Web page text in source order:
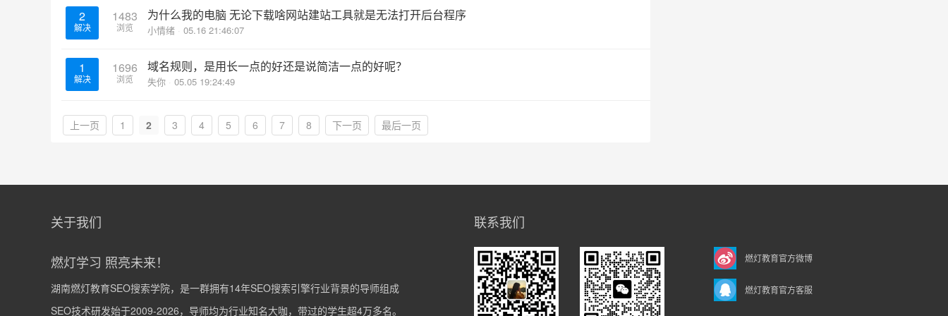
2
解决
1483
浏览
为什么我的电脑 无论下载啥网站建站工具就是无法打开后台程序
小情绪 05.16 21:46:07
1
解决
1696
浏览
域名规则，是用长一点的好还是说简洁一点的好呢？
失你 05.05 19:24:49
上一页 1 2 3 4 5 6 7 8 下一页 最后一页
关于我们
燃灯学习 照亮未来！
湖南燃灯教育SEO搜索学院，是一群拥有14年SEO搜索引擎行业背景的导师组成
SEO技术研发始于2009-2026，导师均为行业知名大咖，带过的学生超4万多名。
联系我们
燃灯教育官方微博
燃灯教育官方客服